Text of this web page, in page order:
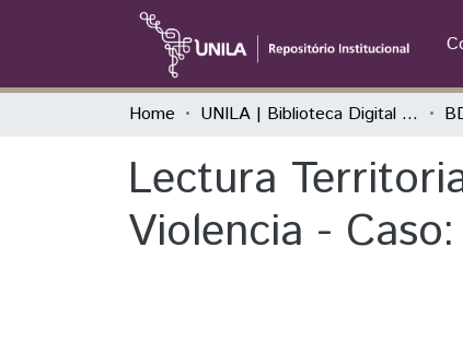
Home UNILA | Biblioteca Digital de Trabalhos de Conclusão de Curso
Lectura
Violencia -